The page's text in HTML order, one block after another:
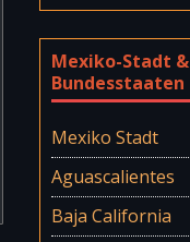
Mexiko-Stadt &
Bundesstaaten
Mexiko Stadt
Aguascalientes
Baja California